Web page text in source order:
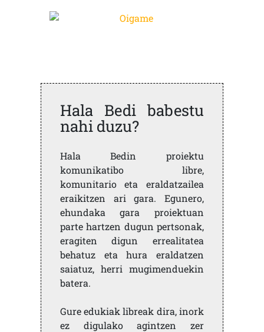
Hala Bedi babestu
nahi duzu?
Hala Bedin proiektu
komunikatibo libre,
komunitario eta eraldatzailea
eraikitzen ari gara. Egunero,
ehundaka gara proiektuan
parte hartzen dugun pertsonak,
eragiten digun errealitatea
behatuz eta hura eraldatzen
saiatuz, herri mugimenduekin
batera.
Gure edukiak libreak dira, inork
ez digulako agintzen zer